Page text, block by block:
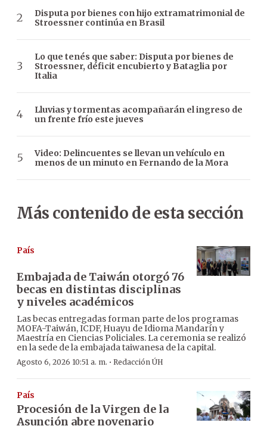
Disputa por bienes con hijo extramatrimonial de
Stroessner continúa en Brasil
Lo que tenés que saber: Disputa por bienes de
Stroessner, déficit encubierto y Bataglia por
Italia
Lluvias y tormentas acompañarán el ingreso de
un frente frío este jueves
Video: Delincuentes se llevan un vehículo en
menos de un minuto en Fernando de la Mora
Más contenido de esta sección
País
Embajada de Taiwán otorgó 76
becas en distintas disciplinas
y niveles académicos
Las becas entregadas forman parte de los programas
MOFA-Taiwán, ICDF, Huayu de Idioma Mandarín y
Maestría en Ciencias Policiales. La ceremonia se realizó
en la sede de la embajada taiwanesa de la capital.
Agosto 6, 2026 10:51 a. m. · Redacción ÚH
País
Procesión de la Virgen de la
Asunción abre novenario